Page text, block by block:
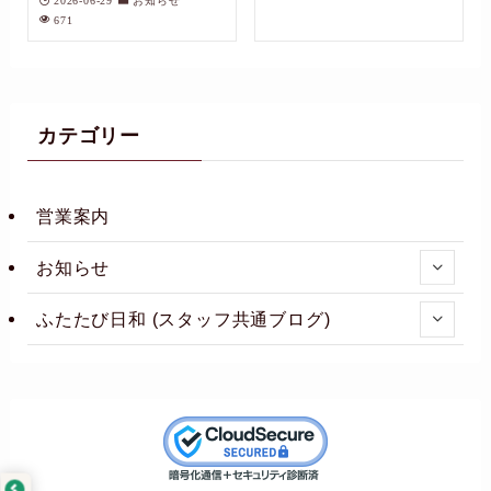
671
カテゴリー
営業案内
お知らせ
ふたたび日和 (スタッフ共通ブログ)